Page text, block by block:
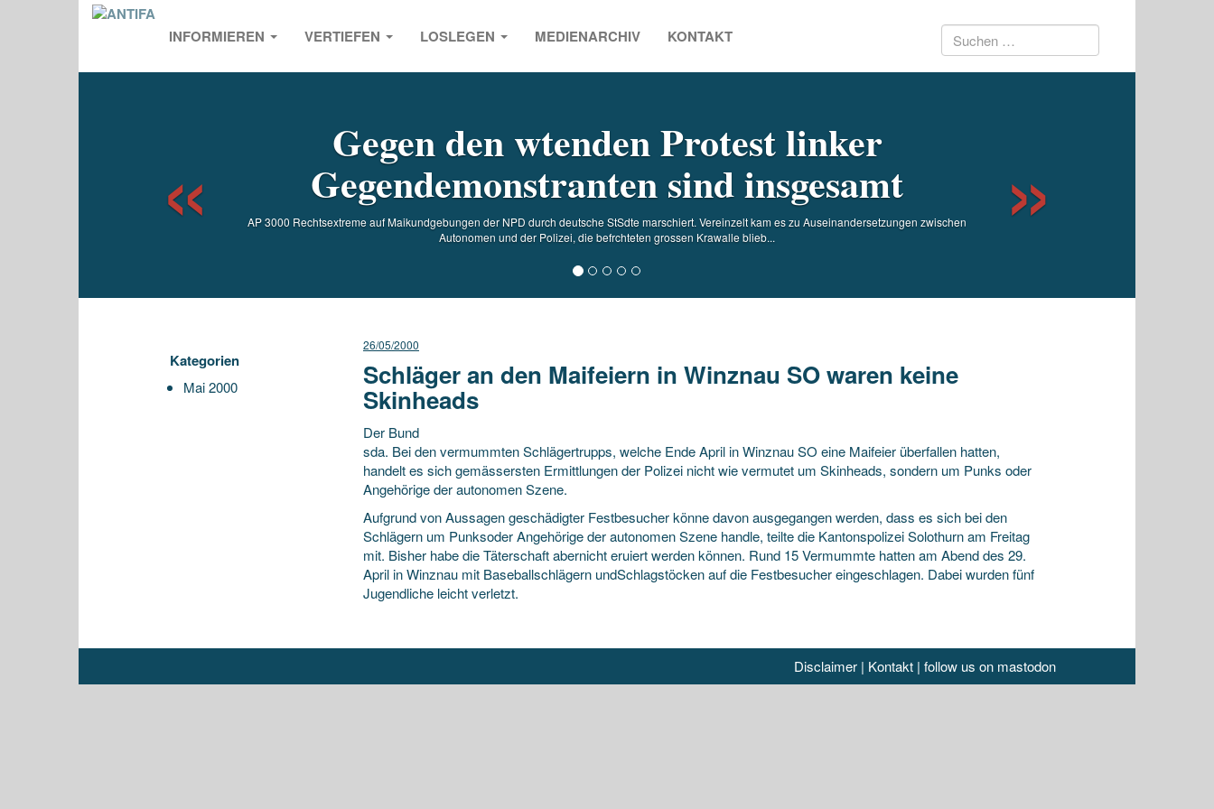
INFORMIEREN VERTIEFEN LOSLEGEN MEDIENARCHIV KONTAKT Suchen
Gegen den wtenden Protest linker
Gegendemonstranten sind insgesamt
AP 3000 Rechtsextreme auf Maikundgebungen der NPD durch deutsche StSdte marschiert. Vereinzelt kam es zu Auseinandersetzungen zwischen
Autonomen und der Polizei, die befrchteten grossen Krawalle blieb...
Previous
Kategorien
Mai 2000
26/05/2000
Schläger an den Maifeiern in Winznau SO waren keine
Skinheads
Der Bund
sda. Bei den vermummten Schlägertrupps, welche Ende April in Winznau SO eine Maifeier überfallen hatten,
handelt es sich gemässersten Ermittlungen der Polizei nicht wie vermutet um Skinheads, sondern um Punks oder
Angehörige der autonomen Szene.
Aufgrund von Aussagen geschädigter Festbesucher könne davon ausgegangen werden, dass es sich bei den
Schlägern um Punksoder Angehörige der autonomen Szene handle, teilte die Kantonspolizei Solothurn am Freitag
mit. Bisher habe die Täterschaft abernicht eruiert werden können. Rund 15 Vermummte hatten am Abend des 29.
April in Winznau mit Baseballschlägern undSchlagstöcken auf die Festbesucher eingeschlagen. Dabei wurden fünf
Jugendliche leicht verletzt.
Disclaimer| Kontakt| follow us on mastodon